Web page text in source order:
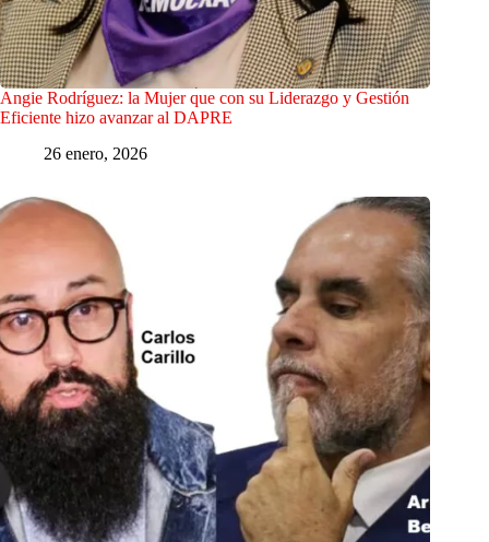
Angie Rodríguez: la Mujer que con su Liderazgo y Gestión
Eficiente hizo avanzar al DAPRE
26 enero, 2026